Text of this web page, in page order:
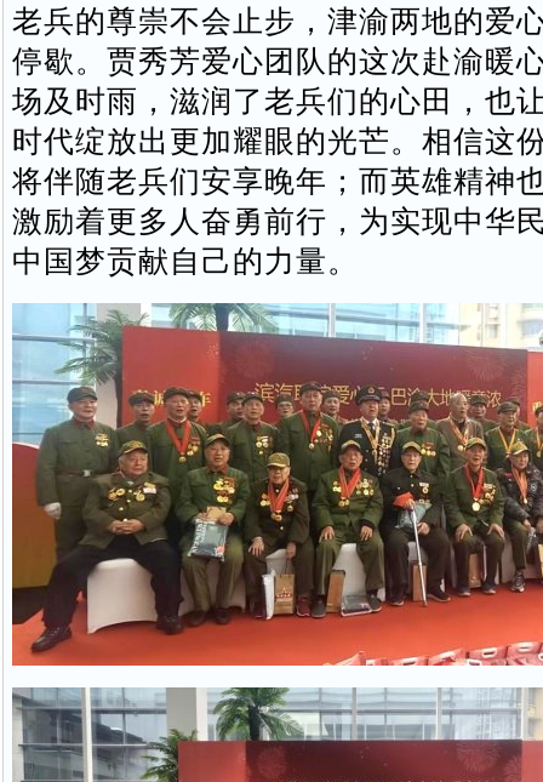
老兵的尊崇不会止步，津渝两地的爱
停歇。贾秀芳爱心团队的这次赴渝暖
场及时雨，滋润了老兵们的心田，也
时代绽放出更加耀眼的光芒。相信这
将伴随老兵们安享晚年；而英雄精神
激励着更多人奋勇前行，为实现中华
中国梦贡献自己的力量。